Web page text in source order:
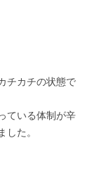
チカチの状態で
ている体制が辛
た。